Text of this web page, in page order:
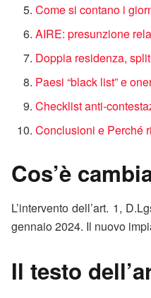
Come si contano i
AIRE: presunzione
Doppia residenza,
Paesi “black list” e
Checklist
Conclusioni e Perché
Cos’è
L’intervento dell’art. 1,
gennaio 2024. Il nuovo
Il testo